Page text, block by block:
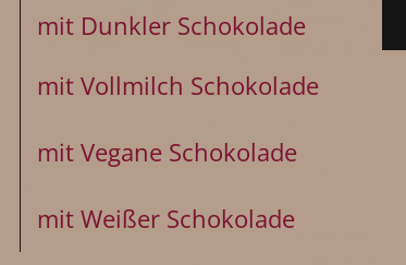
mit Dunkler Schokolade
mit Vollmilch Schokolade
mit Vegane Schokolade
mit Weißer Schokolade